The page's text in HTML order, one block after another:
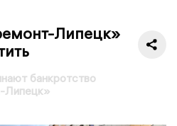
Липецк»
банкротство
Липецк»